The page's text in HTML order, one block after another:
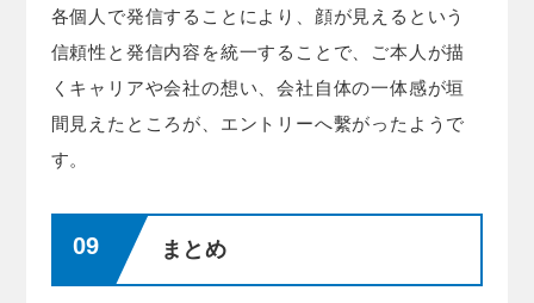
各個人で発信することにより、顔が見えるという
信頼性と発信内容を統一することで、ご本人が描
くキャリアや会社の想い、会社自体の一体感が垣
間見えたところが、エントリーへ繫がったようで
す。
まとめ